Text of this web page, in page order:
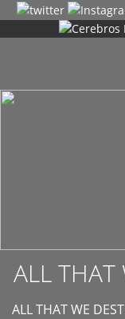
ALL THAT
ALL THAT WE